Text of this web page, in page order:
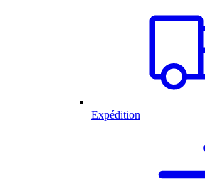
Expédition